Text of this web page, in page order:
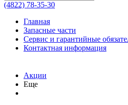
(4822) 78-35-30
Главная
Запасные части
Сервис и гарантийные
Контактная информация
Акции
Еще